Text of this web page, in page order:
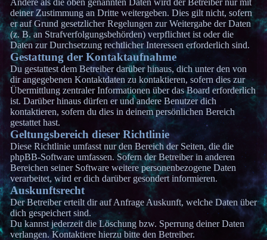
Andere als die oben genannten Daten wird der Betreiber nur mit
deiner Zustimmung an Dritte weitergeben. Dies gilt nicht, sofern
er auf Grund gesetzlicher Regelungen zur Weitergabe der Daten
(z. B. an Strafverfolgungsbehörden) verpflichtet ist oder die
Daten zur Durchsetzung rechtlicher Interessen erforderlich sind.
Gestattung der Kontaktaufnahme
Du gestattest dem Betreiber darüber hinaus, dich unter den von
dir angegebenen Kontaktdaten zu kontaktieren, sofern dies zur
Übermittlung zentraler Informationen über das Board erforderlich
ist. Darüber hinaus dürfen er und andere Benutzer dich
kontaktieren, sofern du dies in deinem persönlichen Bereich
gestattet hast.
Geltungsbereich dieser Richtlinie
Diese Richtlinie umfasst nur den Bereich der Seiten, die die
phpBB-Software umfassen. Sofern der Betreiber in anderen
Bereichen seiner Software weitere personenbezogene Daten
verarbeitet, wird er dich darüber gesondert informieren.
Auskunftsrecht
Der Betreiber erteilt dir auf Anfrage Auskunft, welche Daten über
dich gespeichert sind.
Du kannst jederzeit die Löschung bzw. Sperrung deiner Daten
verlangen. Kontaktiere hierzu bitte den Betreiber.